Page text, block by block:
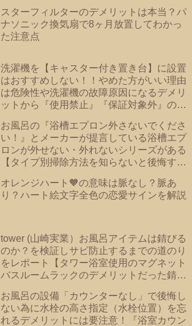
スターフィルターのデメリットは本当？パ
ナソニック換気扇で8ヶ月放置してわかっ
た注意点
洗濯機を【キャスター付き置き台】に設置
はおすすめしない！！やめた方がいい理由
は危険性や洗濯機の故障原因になるデメリ
ットから『使用禁止』『保証対象外』のメ
外！後悔しない為に知っておきたい【防水
パンのタイプ】を紹介
お風呂の『浴槽エプロン外さないでくださ
い！』とメーカーが提言している浴槽エプ
ロンが外せない・外れないシリーズがある
【タイプ別掃除方法を知らないと後悔する
バーあり｜TOTO・リクシル・Panasonic
｜
オレンジハート🧡の意味は脈なし？脈あ
り？ハート絵文字全色の恋愛サインを解説
tower (山崎実業）お風呂アイテムは錆びる
のか？を検証しサビ防止するまでの道のり
をレポート【タワー浴室使用のマグネット
バスルームラックのデメリットだった錆を
お風呂の設備「カウンターなし」で後悔し
ない為に水栓の高さ指定（水栓位置）を忘
れるデメリットには要注意！『浴室カウン